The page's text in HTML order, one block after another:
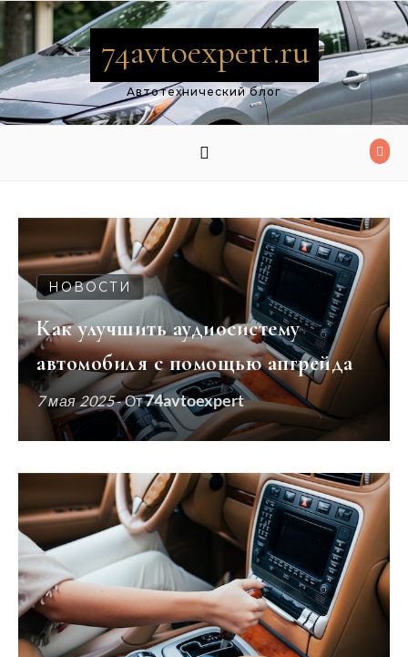
Перейти к содержимому
74avtoexpert.ru
Автотехнический блог
НОВОСТИ
Как улучшить аудиосистему
автомобиля с помощью апгрейда
7 мая 2025- От74avtoexpert